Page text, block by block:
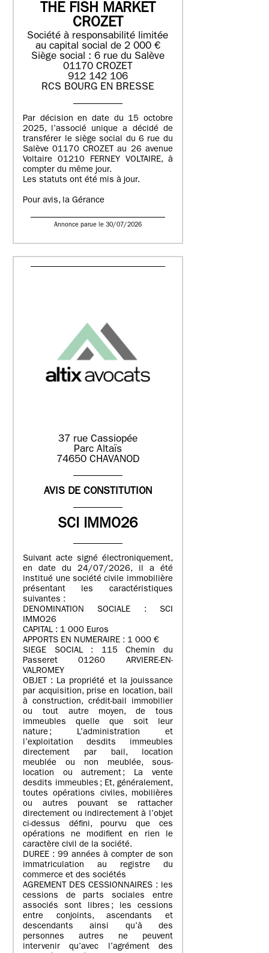
THE FISH MARKET
CROZET
Société à responsabilité limitée
au capital social de 2 000 €
Siège social : 6 rue du Salève
01170 CROZET
912 142 106
RCS BOURG EN BRESSE
Par décision en date du 15 octobre
2025, l’associé unique a décidé de
transférer le siège social du 6 rue du
Salève 01170 CROZET au 26 avenue
Voltaire 01210 FERNEY VOLTAIRE, à
compter du même jour.
Les statuts ont été mis à jour.
Pour avis, la Gérance
Annonce parue le 30/07/2026
37 rue Cassiopée
Parc Altaïs
74650 CHAVANOD
AVIS DE CONSTITUTION
SCI IMMO26
Suivant acte signé électroniquement,
en date du 24/07/2026, il a été
institué une société civile immobilière
présentant les caractéristiques
suivantes :
DENOMINATION SOCIALE : SCI
IMMO26
CAPITAL : 1 000 Euros
APPORTS EN NUMERAIRE : 1 000 €
SIEGE SOCIAL : 115 Chemin du
Passeret 01260 ARVIERE-EN-
VALROMEY
OBJET : La propriété et la jouissance
par acquisition, prise en location, bail
à construction, crédit-bail immobilier
ou tout autre moyen, de tous
immeubles quelle que soit leur
nature ; L’administration et
l’exploitation desdits immeubles
directement par bail, location
meublée ou non meublée, sous-
location ou autrement ; La vente
desdits immeubles ; Et, généralement,
toutes opérations civiles, mobilières
ou autres pouvant se rattacher
directement ou indirectement à l’objet
ci-dessus défini, pourvu que ces
opérations ne modifient en rien le
caractère civil de la société.
DUREE : 99 années à compter de son
immatriculation au registre du
commerce et des sociétés
AGREMENT DES CESSIONNAIRES : les
cessions de parts sociales entre
associés sont libres ; les cessions
entre conjoints, ascendants et
descendants ainsi qu’à des
personnes autres ne peuvent
intervenir qu’avec l’agrément des